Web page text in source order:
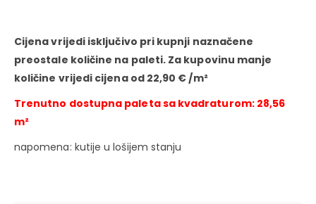
Cijena vrijedi isključivo pri kupnji naznačene
preostale količine na paleti. Za kupovinu manje
količine vrijedi cijena od 22,90 € /m²
Trenutno dostupna paleta sa kvadraturom: 28,56
m²
napomena: kutije u lošijem stanju